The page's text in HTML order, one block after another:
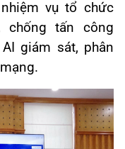
vụ tổ chức
chống tấn công
giám sát, phân